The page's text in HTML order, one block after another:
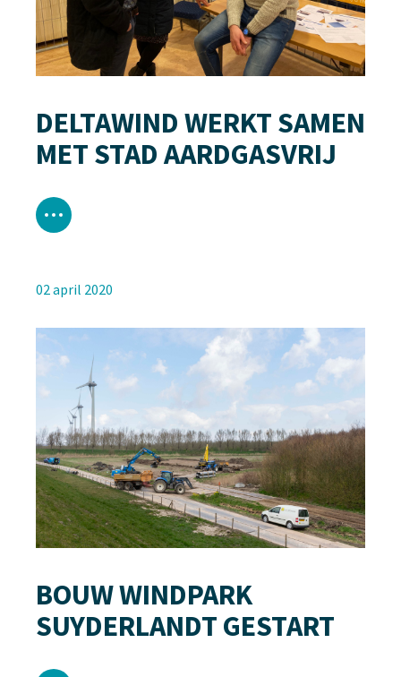
DELTAWIND WERKT SAMEN
MET STAD AARDGASVRIJ
02 april 2020
BOUW WINDPARK
SUYDERLANDT GESTART